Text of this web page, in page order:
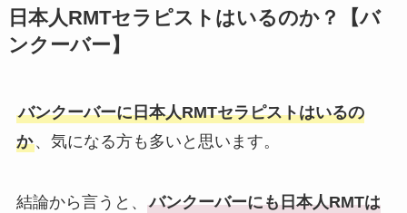
日本人RMTセラピストはいるのか？【バ
ンクーバー】
バンクーバーに日本人RMTセラピストはいるの
か、気になる方も多いと思います。
結論から言うと、 バンクーバーにも日本人RMTは